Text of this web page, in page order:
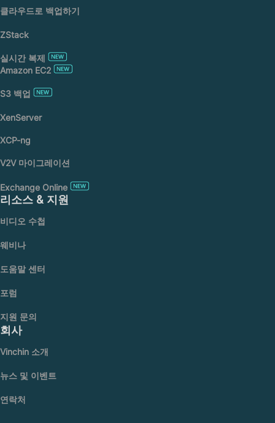
클라우드로 백업하기
ZStack
실시간 복제
Amazon EC2
S3 백업
XenServer
XCP-ng
V2V 마이그레이션
Exchange Online
리소스 & 지원
비디오 수첩
웨비나
도움말 센터
포럼
지원 문의
회사
Vinchin 소개
뉴스 및 이벤트
연락처